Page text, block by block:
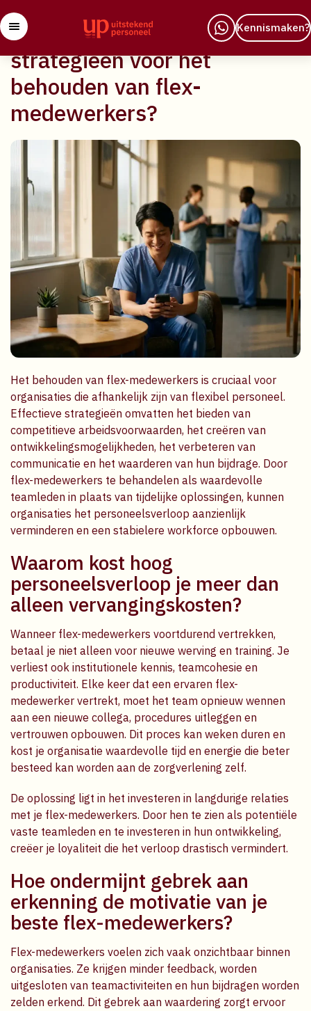
Kennismaken?
29 april 2026
Wat zijn de beste
strategieën voor het
behouden van flex-
medewerkers?
Het behouden van flex-medewerkers is cruciaal voor
organisaties die afhankelijk zijn van flexibel personeel.
Effectieve strategieën omvatten het bieden van
competitieve arbeidsvoorwaarden, het creëren van
ontwikkelingsmogelijkheden, het verbeteren van
communicatie en het waarderen van hun bijdrage. Door
flex-medewerkers te behandelen als waardevolle
teamleden in plaats van tijdelijke oplossingen, kunnen
organisaties het personeelsverloop aanzienlijk
verminderen en een stabielere workforce opbouwen.
Waarom kost hoog
personeelsverloop je meer dan
alleen vervangingskosten?
Wanneer flex-medewerkers voortdurend vertrekken,
betaal je niet alleen voor nieuwe werving en training. Je
verliest ook institutionele kennis, teamcohesie en
productiviteit. Elke keer dat een ervaren flex-
medewerker vertrekt, moet het team opnieuw wennen
aan een nieuwe collega, procedures uitleggen en
vertrouwen opbouwen. Dit proces kan weken duren en
kost je organisatie waardevolle tijd en energie die beter
besteed kan worden aan de zorgverlening zelf.
De oplossing ligt in het investeren in langdurige relaties
met je flex-medewerkers. Door hen te zien als potentiële
vaste teamleden en te investeren in hun ontwikkeling,
creëer je loyaliteit die het verloop drastisch vermindert.
Hoe ondermijnt gebrek aan
erkenning de motivatie van je
beste flex-medewerkers?
Flex-medewerkers voelen zich vaak onzichtbaar binnen
organisaties. Ze krijgen minder feedback, worden
uitgesloten van teamactiviteiten en hun bijdragen worden
zelden erkend. Dit gebrek aan waardering zorgt ervoor